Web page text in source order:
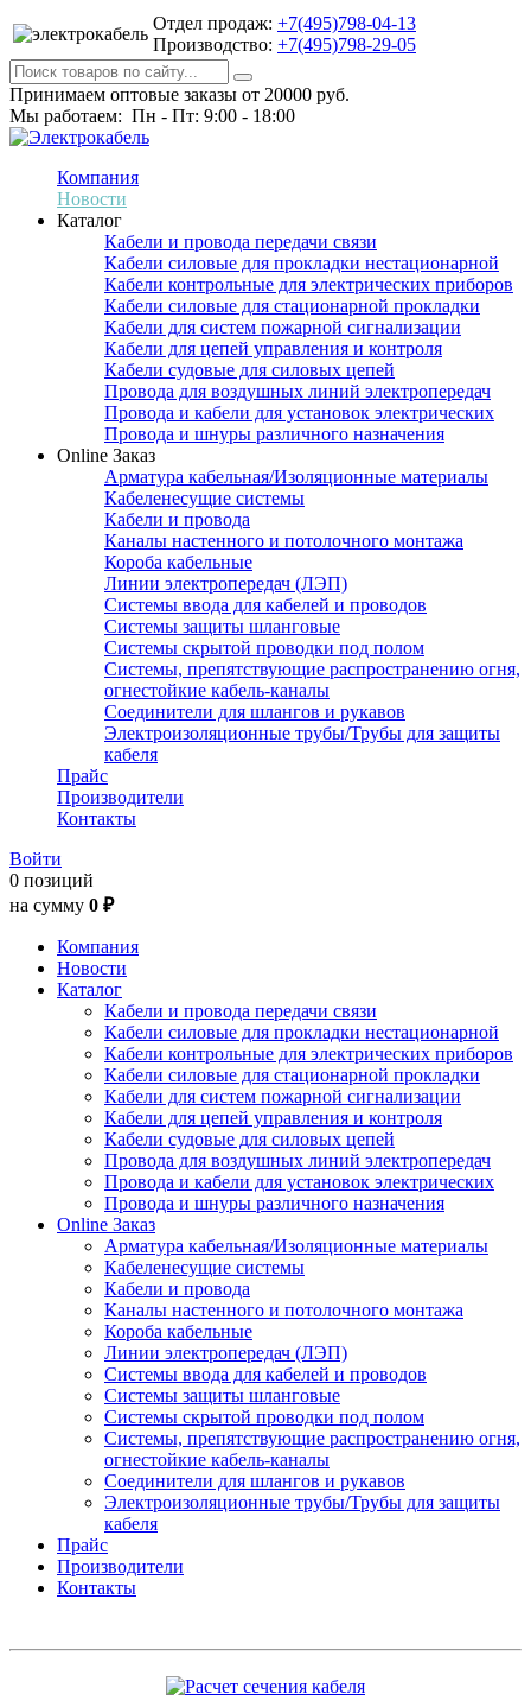
Отдел продаж: +7(495)798-04-13
Производство: +7(495)798-29-05
Принимаем оптовые заказы от 20000 руб.
Мы работаем: Пн - Пт: 9:00 - 18:00
Компания
Новости
Каталог
Кабели и провода передачи связи
Кабели силовые для прокладки нестационарной
Кабели контрольные для электрических приборов
Кабели силовые для стационарной прокладки
Кабели для систем пожарной сигнализации
Кабели для цепей управления и контроля
Кабели судовые для силовых цепей
Провода для воздушных линий электропередач
Провода и кабели для установок электрических
Провода и шнуры различного назначения
Online Заказ
Арматура кабельная/Изоляционные материалы
Кабеленесущие системы
Кабели и провода
Каналы настенного и потолочного монтажа
Короба кабельные
Линии электропередач (ЛЭП)
Системы ввода для кабелей и проводов
Системы защиты шланговые
Системы скрытой проводки под полом
Системы, препятствующие распространению огня,
огнестойкие кабель-каналы
Соединители для шлангов и рукавов
Электроизоляционные трубы/Трубы для защиты
кабеля
Прайс
Производители
Контакты
Войти
0 позиций
на сумму 0 ₽
Компания
Новости
Каталог
Кабели и провода передачи связи
Кабели силовые для прокладки нестационарной
Кабели контрольные для электрических приборов
Кабели силовые для стационарной прокладки
Кабели для систем пожарной сигнализации
Кабели для цепей управления и контроля
Кабели судовые для силовых цепей
Провода для воздушных линий электропередач
Провода и кабели для установок электрических
Провода и шнуры различного назначения
Online Заказ
Арматура кабельная/Изоляционные материалы
Кабеленесущие системы
Кабели и провода
Каналы настенного и потолочного монтажа
Короба кабельные
Линии электропередач (ЛЭП)
Системы ввода для кабелей и проводов
Системы защиты шланговые
Системы скрытой проводки под полом
Системы, препятствующие распространению огня,
огнестойкие кабель-каналы
Соединители для шлангов и рукавов
Электроизоляционные трубы/Трубы для защиты
кабеля
Прайс
Производители
Контакты